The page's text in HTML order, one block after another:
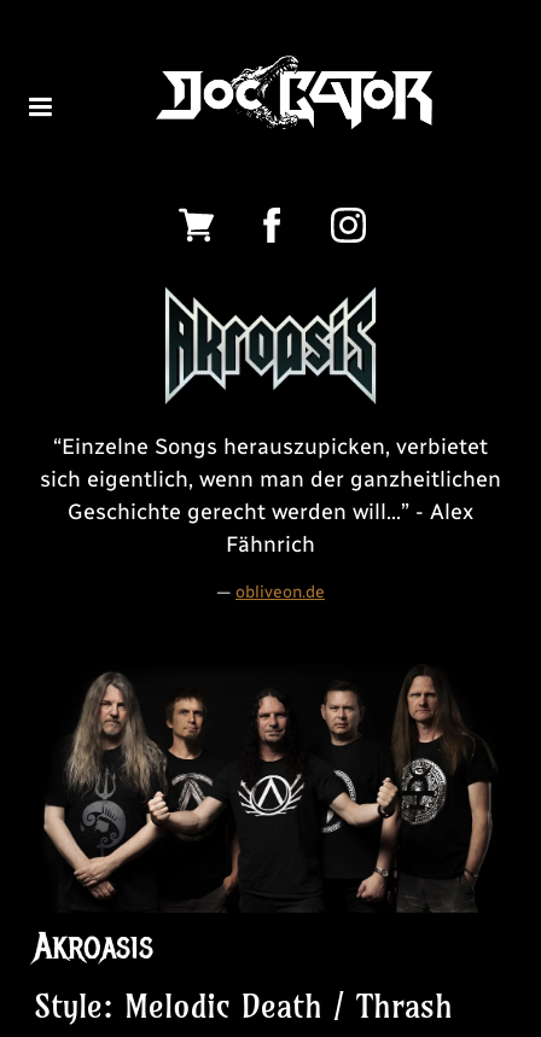
“Einzelne Songs herauszupicken, verbietet
sich eigentlich, wenn man der ganzheitlichen
Geschichte gerecht werden will...” - Alex
Fähnrich
— obliveon.de
Akroasis
Style: Melodic Death / Thrash